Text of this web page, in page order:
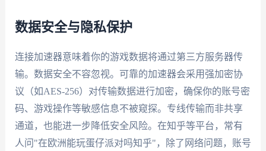
数据安全与隐私保护
连接加速器意味着你的游戏数据将通过第三方服务器传
输。数据安全不容忽视。可靠的加速器会采用强加密协
议（如AES-256）对传输数据进行加密，确保你的账号密
码、游戏操作等敏感信息不被窥探。专线传输而非共享
通道，也能进一步降低安全风险。在知乎等平台，常有
人问"在欧洲能玩蛋仔派对吗知乎"，除了网络问题，账号